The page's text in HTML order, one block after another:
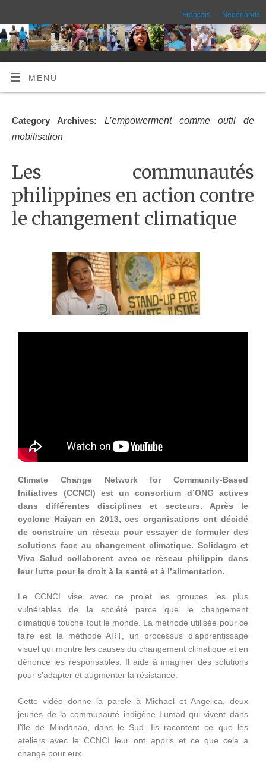
Français Nederlands
MENU
Category Archives:L’empowerment comme outil de
mobilisation
Les communautés
philippines en action contre
le changement climatique
Climate Change Network for Community-Based
Initiatives (CCNCI) est un consortium d’ONG actives
dans différentes disciplines et secteurs. Après le
cyclone Haiyan en 2013, ces organisations ont décidé
de construire un réseau pour essayer de formuler des
solutions face au changement climatique. Solidagro et
Viva Salud collaborent avec ce réseau philippin dans
leur lutte pour le droit à la santé et à l’alimentation.
Le CCNCI vise avec ce projet les groupes les plus
vulnérables de la société parce que le changement
climatique touche tout le monde. La méthode utilisée pour ce
faire est la méthode ART, un processus d’apprentissage
visuel qui montre les causes du changement climatique et en
dénonce les responsables. Il aide à imaginer des solutions
pour s’adapter et augmenter la résistance.
Cette vidéo donne la parole à Michael et Angelica, deux
jeunes de la communauté indigène Lumad qui vivent dans
l’île de Mindanao, dans le Sud. Ils racontent ce que les
ateliers avec le CCNCI leur ont appris et ce que cela a
changé pour eux.